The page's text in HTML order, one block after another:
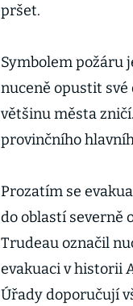
pršet.
Symbolem požáru
nuceně opustit své
většinu města
provinčního
Prozatím se
do oblastí severně
Trudeau označil
evakuaci v historii
Úřady doporučují